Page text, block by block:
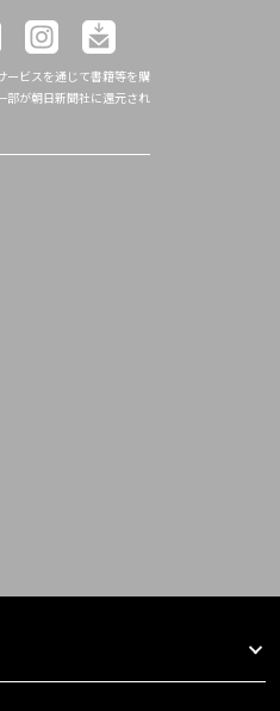
ービスを通じて書籍等を購
部が朝日新聞社に還元され